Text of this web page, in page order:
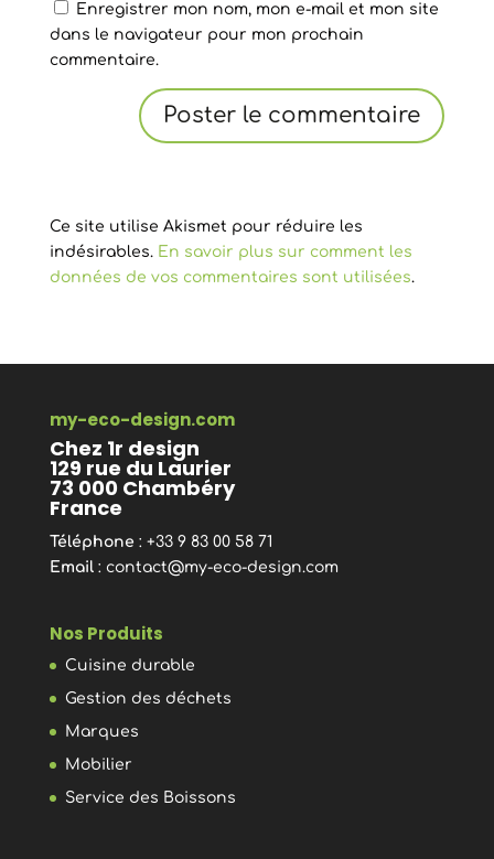
Enregistrer mon nom, mon e-mail et mon site
dans le navigateur pour mon prochain
commentaire.
Ce site utilise Akismet pour réduire les
indésirables. En savoir plus sur comment les
données de vos commentaires sont utilisées.
my-eco-design.com
Chez 1r design
129 rue du Laurier
73 000 Chambéry
France
Téléphone : +33 9 83 00 58 71
Email: contact@my-eco-design.com
Nos Produits
Cuisine durable
Gestion des déchets
Marques
Mobilier
Service des Boissons